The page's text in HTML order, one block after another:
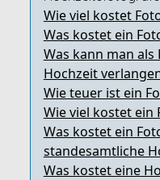
Wie viel kostet
Was kostet ein
Was kann man
Hochzeit
Wie teuer ist ein
Wie viel kostet
Was kostet ein
standesamtliche
Was kostet eine